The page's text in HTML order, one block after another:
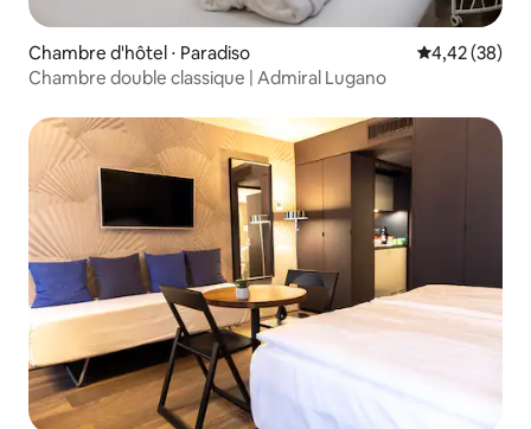
Chambre d'hôtel ⋅ Paradiso Évaluation
4,42 (38)
Chambre double classique | Admiral Lugano